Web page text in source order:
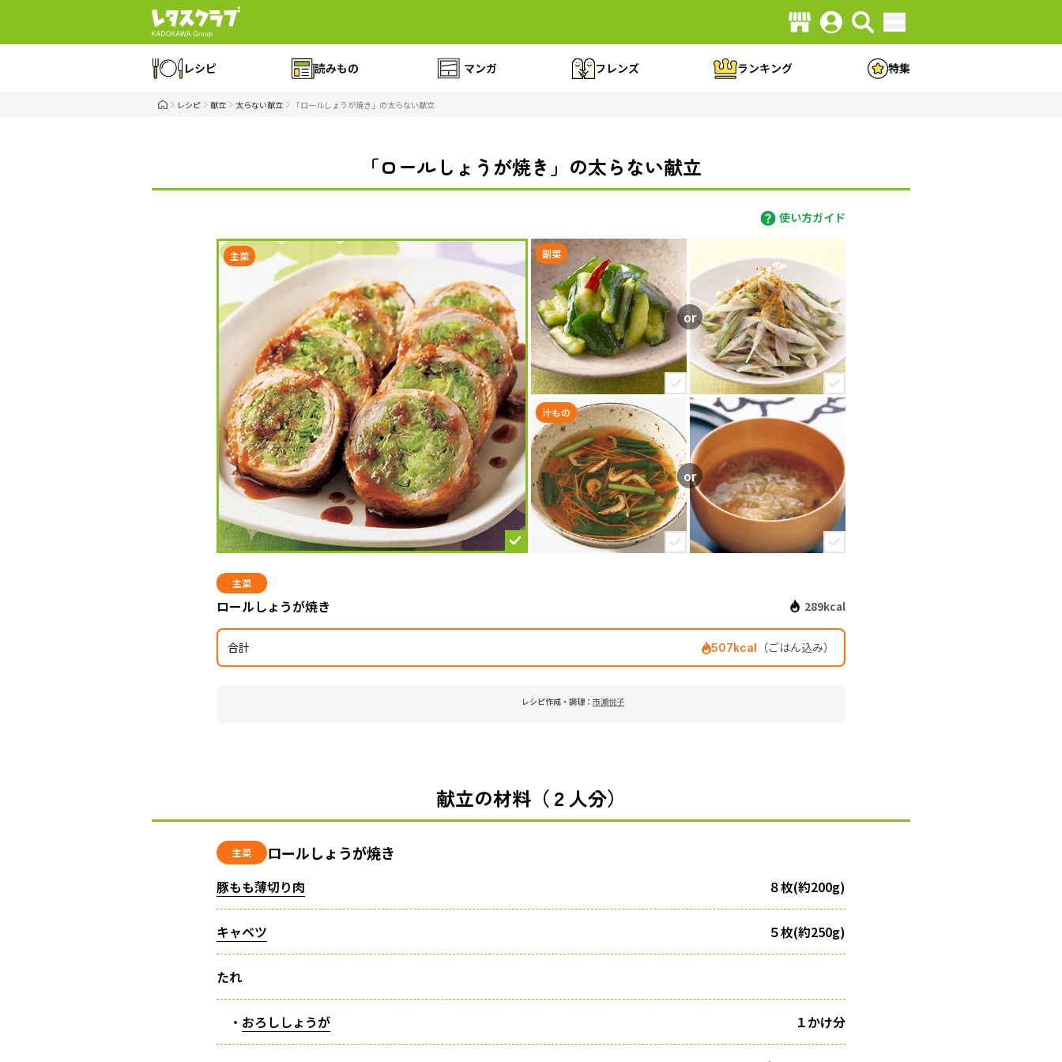
レシピ 読みもの マンガ フレンズ ランキング 特集
レシピ 献立 太らない献立 「ロールしょうが焼き」の太らない献立
「ロールしょうが焼き」の太らない献立
使い方ガイド
主菜 副菜
汁もの
主菜
ロールしょうが焼き 289kcal
合計 507kcal （ごはん込み）
レシピ作成・調理： 市瀬悦子
献立の材料（２人分）
主菜 ロールしょうが焼き
豚もも薄切り肉 ８枚(約200g)
キャベツ ５枚(約250g)
たれ
・ おろししょうが １かけ分